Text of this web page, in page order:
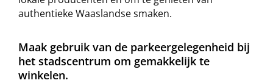
authentieke Waaslandse smaken.
Maak gebruik van de parkeergelegenheid bij
het stadscentrum om gemakkelijk te
winkelen.